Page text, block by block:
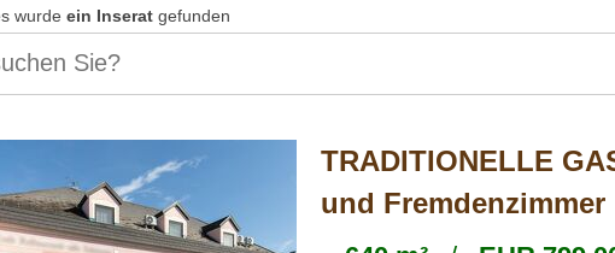
wurde ein Inserat gefunden
TRADITIONELLE
und Fremdenzimmer